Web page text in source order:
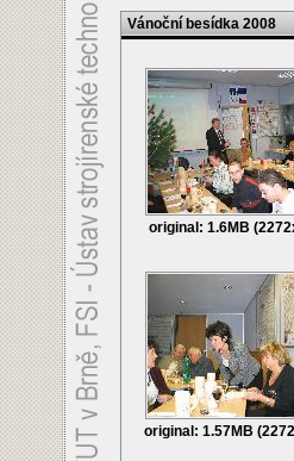
Vánoční besídka 2008
original: 1.6MB
original: 1.57MB